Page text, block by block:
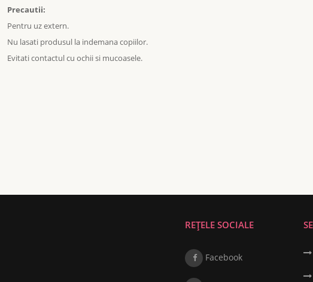
Precautii:
Pentru uz extern.
Nu lasati produsul la indemana copiilor.
Evitati contactul cu ochii si mucoasele.
REȚELE SOCIALE
Facebook